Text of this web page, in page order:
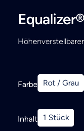
Farbe Rot / Grau
Inhalt 1 Stück